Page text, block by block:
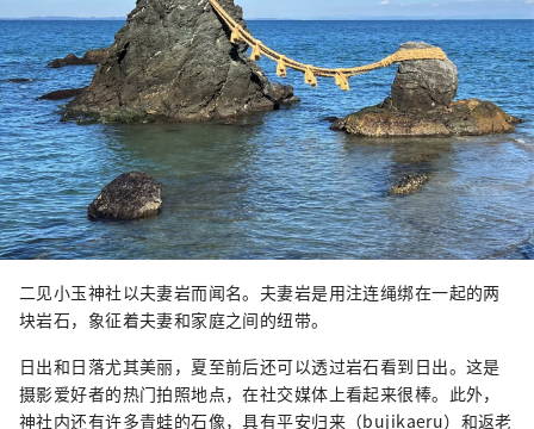
二见小玉神社以夫妻岩而闻名。夫妻岩是用注连绳绑在一起的两
块岩石，象征着夫妻和家庭之间的纽带。
日出和日落尤其美丽，夏至前后还可以透过岩石看到日出。这是
摄影爱好者的热门拍照地点，在社交媒体上看起来很棒。此外，
神社内还有许多青蛙的石像，具有平安归来（bujikaeru）和返老